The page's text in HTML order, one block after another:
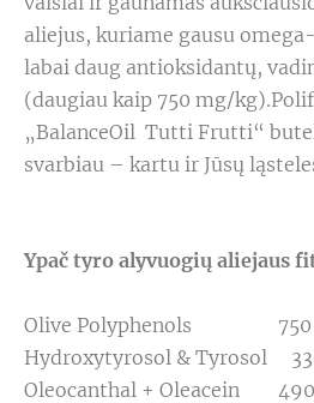
aliejus, kuriame gausu
labai daug antioksidantų,
(daugiau kaip 750 mg/
„BalanceOil Tutti Frutti“
svarbiau – kartu ir Jūsų
Ypač tyro alyvuogių aliejaus
Olive Polyphenols 750
Hydroxytyrosol & Tyrosol
Oleocanthal + Oleacein